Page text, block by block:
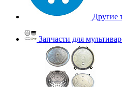
Другие
Запчасти для